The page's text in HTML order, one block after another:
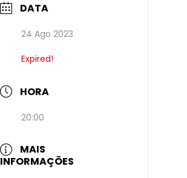
DATA
24 Ago 2023
Expired!
HORA
20:00
MAIS
INFORMAÇÕES